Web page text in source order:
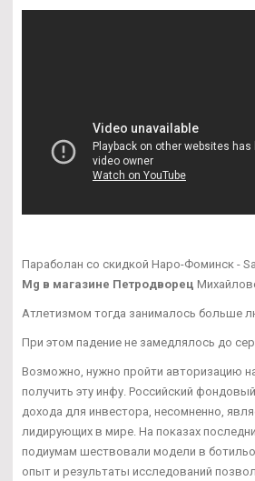
Параболан со скидкой Наро-Фоминск -
Mg в магазине Петродворец
Атлетизмом тогда занималось больше
При этом падение не замедлялось до
Возможно, нужно пройти авторизацию
получить эту инфу. Российский
дохода для инвестора, несомненно,
лидирующих в мире. На показах
подиумам шествовали модели в
опыт и результаты исследований